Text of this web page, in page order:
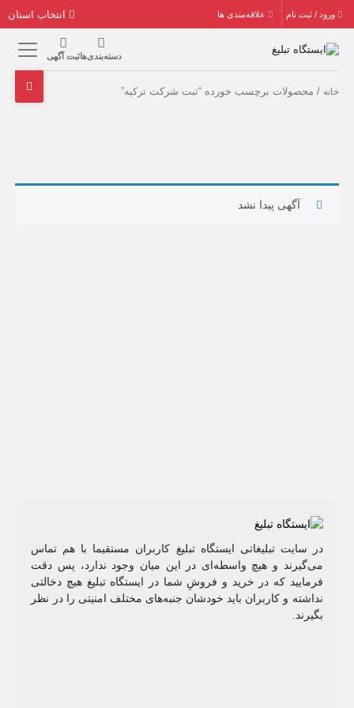
ورود / ثبت نام علاقه‌مندی ها
دسته‌بندی‌هاثبت آگهی
خانه / محصولات برچسب خورده “ثبت شرکت ترکیه”
آگهی پیدا نشد
در سایت تبلیغاتی ایستگاه تبلیغ کاربران مستقیما با هم تماس
می‌گیرند و هیچ واسطه‌ای در این میان وجود ندارد، پس دقت
فرمایید که در خرید و فروشِ شما در ایستگاه تبلیغ هیچ دخالتی
نداشته و کاربران باید خودشان جنبه‌های مختلف امنیتی را در نظر
بگیرند.